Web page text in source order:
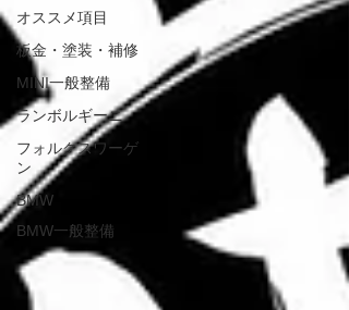
オススメ項目
板金・塗装・補修
MINI一般整備
ランボルギーニ
フォルクスワーゲ
ン
BMW
BMW一般整備